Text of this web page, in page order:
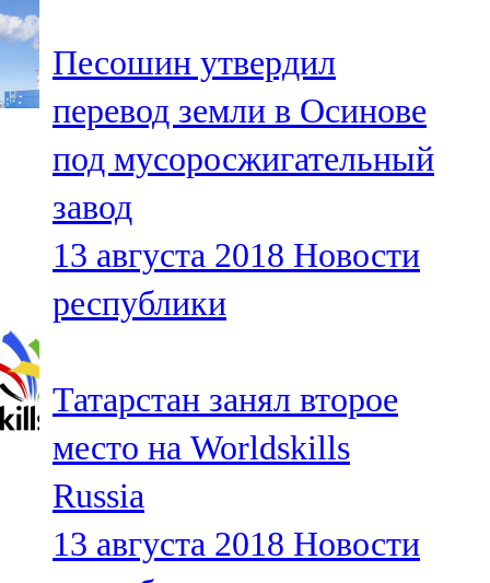
Чүпрәле
91,0 FM
Шәмәрдән
102,3 FM
Яңа чишмә
107,0 FM
105,5 FM
Песошин утвердил
перевод земли в Осинове
под мусоросжигательный
завод
13 августа 2018 Новости
республики
Татарстан занял второе
место на Worldskills
Russia
13 августа 2018 Новости